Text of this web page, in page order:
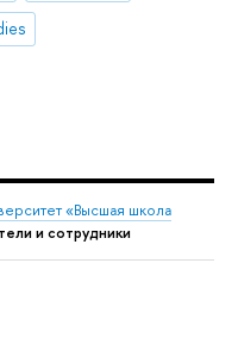
«Высшая школа
и сотрудники